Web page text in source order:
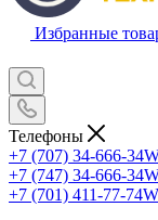
Избранные
Телефоны
+7 (707) 34-666-34
+7 (747) 34-666-34
+7 (701) 411-77-74